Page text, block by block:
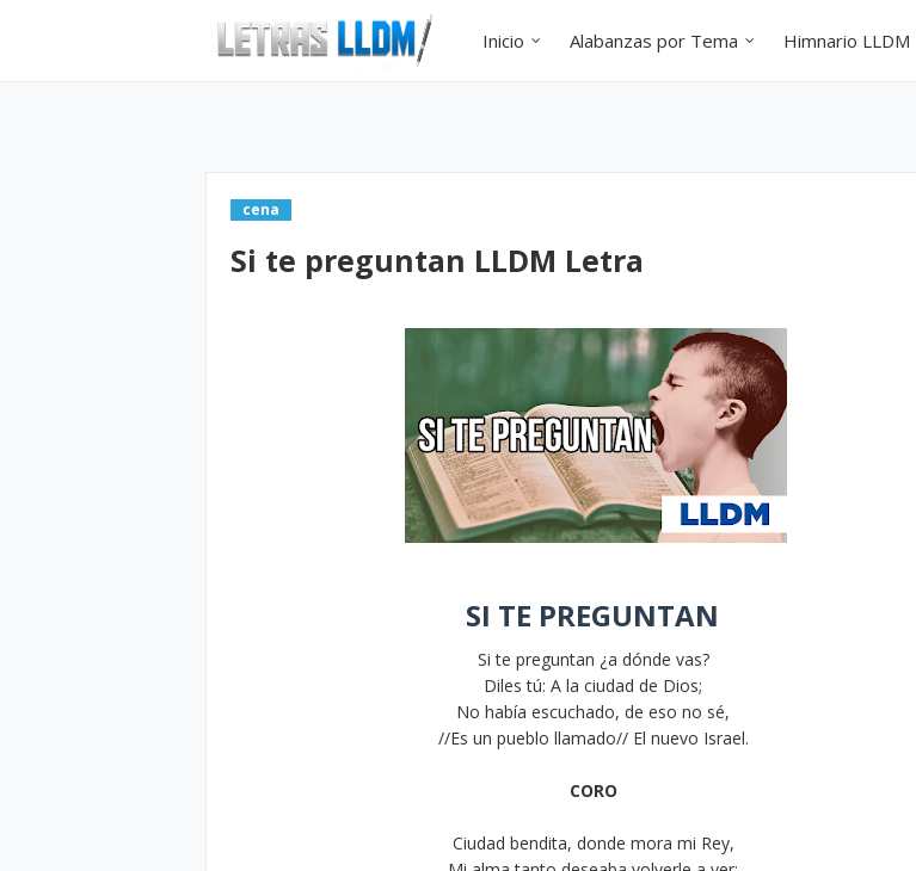
Inicio Alabanzas por Tema Himnario LLDM
cena
Si te preguntan LLDM Letra
SI TE PREGUNTAN
Si te preguntan ¿a dónde vas?
Diles tú: A la ciudad de Dios;
No había escuchado, de eso no sé,
//Es un pueblo llamado// El nuevo Israel.
CORO
Ciudad bendita, donde mora mi Rey,